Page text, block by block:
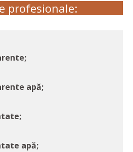
profesionale:
apă;
apă;